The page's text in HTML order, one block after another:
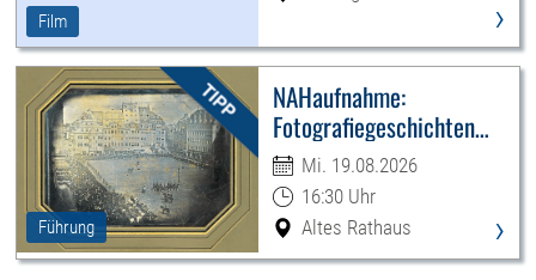
Film ›
Führung
NAHaufnahme:
Fotografiegeschichten
Leipzigs
Mi. 19.08.2026
16:30 Uhr
Altes Rathaus
›